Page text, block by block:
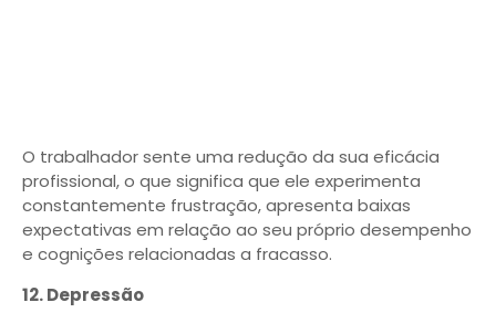
O trabalhador sente uma redução da sua eficácia
profissional, o que significa que ele experimenta
constantemente frustração, apresenta baixas
expectativas em relação ao seu próprio desempenho
e cognições relacionadas a fracasso.
12. Depressão